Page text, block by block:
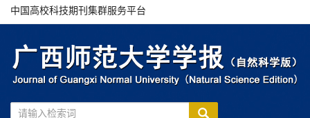
中国高校科技期刊集群服务平台